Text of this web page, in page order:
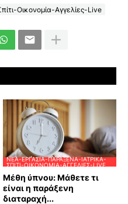
Οικονομία-Αγγελίες-Live
ΝΈΑ-ΕΡΓΑΣΊΑ-ΠΑΡΆΞΕΝΑ-ΙΑΤΡΙΚΆ-
ΣΠΊΤΙ-ΟΙΚΟΝΟΜΊΑ-ΑΓΓΕΛΊΕΣ-LIVE
Μέθη ύπνου: Μάθετε τι
είναι η παράξενη
διαταραχή...